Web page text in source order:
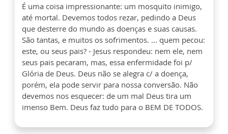
É uma coisa impressionante: um mosquito inimigo,
até mortal. Devemos todos rezar, pedindo a Deus
que desterre do mundo as doenças e suas causas.
São tantas, e muitos os sofrimentos. ... quem pecou:
este, ou seus pais? - Jesus respondeu: nem ele, nem
seus pais pecaram, mas, essa enfermidade foi p/
Glória de Deus. Deus não se alegra c/ a doença,
porém, ela pode servir para nossa conversão. Não
devemos nos esquecer: de um mal Deus tira um
imenso Bem. Deus faz tudo para o BEM DE TODOS.